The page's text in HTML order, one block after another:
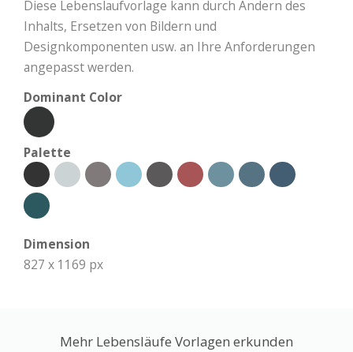
Diese Lebenslaufvorlage kann durch Ändern des
Inhalts, Ersetzen von Bildern und
Designkomponenten usw. an Ihre Anforderungen
angepasst werden.
Dominant Color
Palette
Dimension
827 x 1169 px
Mehr Lebensläufe Vorlagen erkunden